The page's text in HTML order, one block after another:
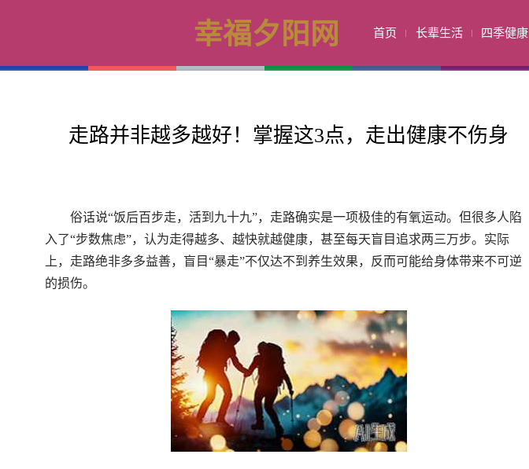
幸福夕阳网 首页 长辈生活 四季健康
走路并非越多越好！掌握这3点，走出健康不伤身
俗话说“饭后百步走，活到九十九”，走路确实是一项极佳的有氧运动。但很多人陷
入了“步数焦虑”，认为走得越多、越快就越健康，甚至每天盲目追求两三万步。实际
上，走路绝非多多益善，盲目“暴走”不仅达不到养生效果，反而可能给身体带来不可逆
的损伤。